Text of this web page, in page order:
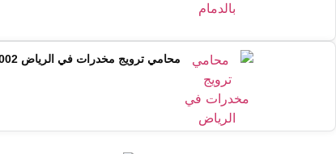
محامي ترويج مخدرات في الرياض 0599993002 | دفاع جنائي واستشارة قانونية